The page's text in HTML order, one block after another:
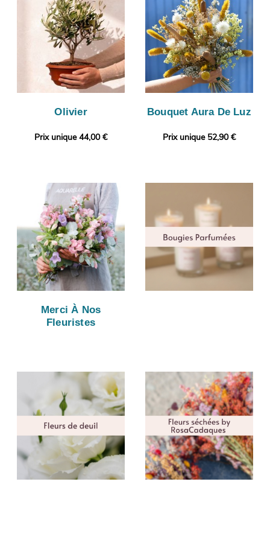
Olivier
Prix unique 44,00 €
Bouquet Aura De Luz
Prix unique 52,90 €
Merci À Nos
Fleuristes